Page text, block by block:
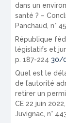
dans un
santé ? –
Panchaud, n°
République
législatifs et
p. 187-224 30/
Quel est le
de l’autorité
retirer un
CE 22 juin
Juvignac, n°